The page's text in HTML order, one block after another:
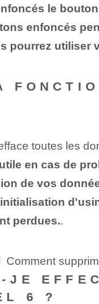
le
enfoncés
pourrez utiliser
toutes les
en cas de
de vos
perdues..
JE
6 ?